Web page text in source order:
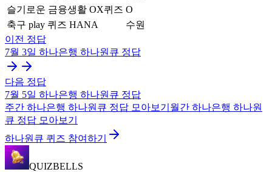
슬기로운 금융생활 OX퀴즈 O
축구 play 퀴즈 HANA
수원
이전 정답
7월 3일 하나은행 하나원큐 정답
다음 정답
7월 5일 하나은행 하나원큐 정답
주간 하나은행 하나원큐 정답 모아보기 월간 하나은행 하나원
큐 정답 모아보기
하나원큐 퀴즈 참여하기
QUIZBELLS